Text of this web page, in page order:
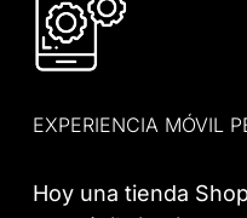
EXPERIENCIA MÓVIL
Hoy una tienda